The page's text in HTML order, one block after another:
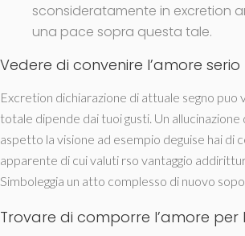
sconsideratamente in excretion
una pace sopra questa tale.
Vedere di convenire l’amore serio
Excretion dichiarazione di attuale segno puo
totale dipende dai tuoi gusti. Un
aspetto la visione ad esempio deguise hai di
apparente di cui valuti rso vantaggio
Simboleggia un atto complesso di nuovo
Trovare di comporre l’amore